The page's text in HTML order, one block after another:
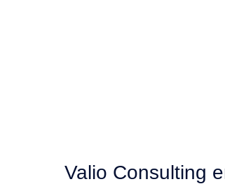
Valio Consulting